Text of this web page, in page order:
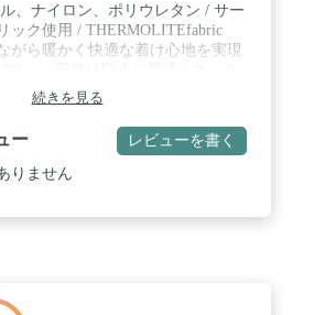
、ナイロン、ポリウレタン / サー
ック使用 / THERMOLITEfabric
がら暖かく快適な着け心地を実現
クの2WAYで使い分けが可能
続きを見る
ー レビューを書く
りません